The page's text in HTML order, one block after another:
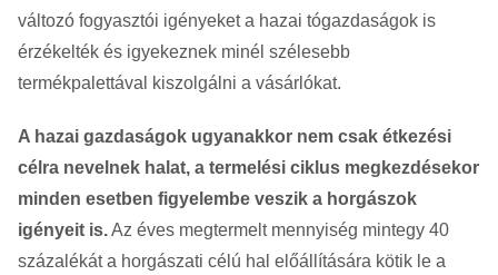
változó fogyasztói igényeket a hazai tógazdaságok is
érzékelték és igyekeznek minél szélesebb
termékpalettával kiszolgálni a vásárlókat.
A hazai gazdaságok ugyanakkor nem csak étkezési
célra nevelnek halat, a termelési ciklus megkezdésekor
minden esetben figyelembe veszik a horgászok
igényeit is.Az éves megtermelt mennyiség mintegy 40
százalékát a horgászati célú hal előállítására kötik le a